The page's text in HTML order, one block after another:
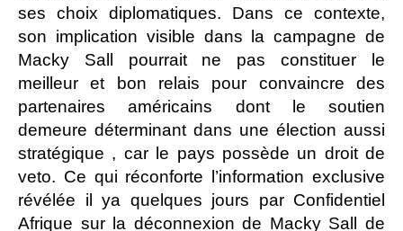
ses choix diplomatiques. Dans ce contexte,
son implication visible dans la campagne de
Macky Sall pourrait ne pas constituer le
meilleur et bon relais pour convaincre des
partenaires américains dont le soutien
demeure déterminant dans une élection aussi
stratégique , car le pays possède un droit de
veto. Ce qui réconforte l’information exclusive
révélée il ya quelques jours par Confidentiel
Afrique sur la déconnexion de Macky Sall de